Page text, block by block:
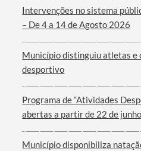
Filtros
Intervenções no sistema
– De 4 a 14 de Agosto 2026
Município distinguiu atletas e
desportivo
Programa de “Atividades
abertas a partir de 22 de junho
Município disponibiliza